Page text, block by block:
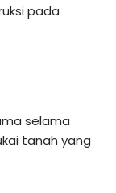
pada
selama
tanah yang